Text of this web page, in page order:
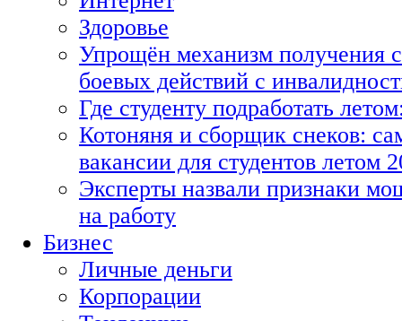
Здоровье
Упрощён механизм получения
боевых действий с
Где студенту подработать
Котоняня и сборщик снеков:
вакансии для студентов летом
Эксперты назвали признаки
на работу
Бизнес
Личные деньги
Корпорации